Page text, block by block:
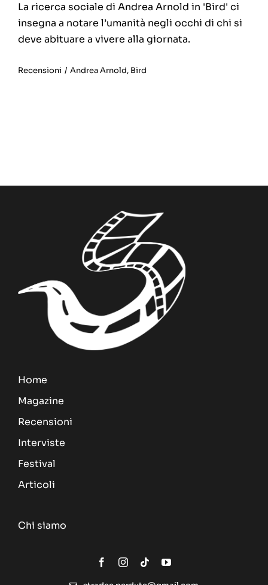
La ricerca sociale di Andrea Arnold in 'Bird' ci
insegna a notare l’umanità negli occhi di chi si
deve abituare a vivere alla giornata.
Recensioni / Andrea Arnold, Bird
Home
Magazine
Recensioni
Interviste
Festival
Articoli
Chi siamo